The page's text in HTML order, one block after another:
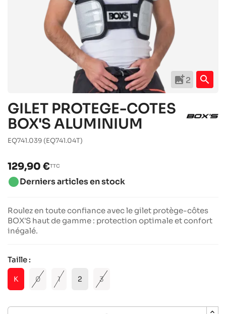
add_photo_alternate2 search
GILET PROTEGE-COTES
BOX'S ALUMINIUM
EQ741.039 (EQ741.04T)
129,90 €TTC
brightness_1Derniers articles en stock
Roulez en toute confiance avec le gilet protège-côtes
BOX'S haut de gamme : protection optimale et confort
inégalé.
Taille :
K 0 1 2 3